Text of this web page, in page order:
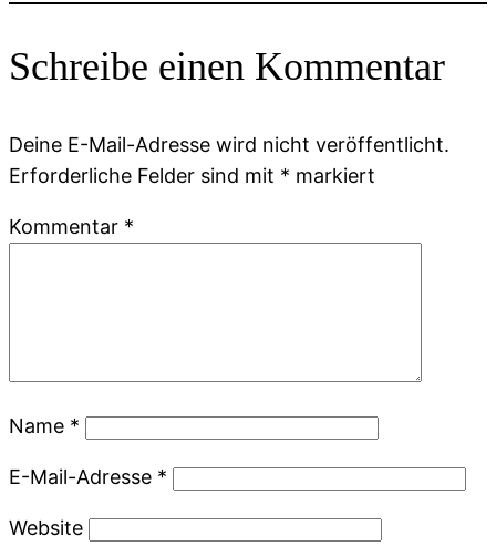
Schreibe einen Kommentar
Deine E-Mail-Adresse wird nicht veröffentlicht.
Erforderliche Felder sind mit * markiert
Kommentar *
Name *
E-Mail-Adresse *
Website